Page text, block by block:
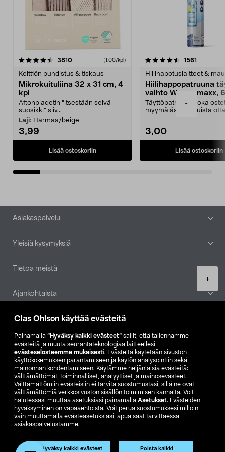
Clas Ohlson käyttää evästeitä
Painamalla ”Hyväksy kaikki evästeet” sallit, että tallennamme
evästeitä ja muuta seurantateknologiaa laitteellesi
evästeselosteemme mukaisesti. Evästeitä käytetään sivuston
käyttökokemuksen parantamiseen ja käytön analysointiin sekä
mainonnan kohdentamiseen. Käytämme neljänlaisia evästeitä:
välttämättömät, toiminnalliset, analyyttiset ja mainosevästeet.
Välttämättömiin evästeisiin ei tarvita suostumustasi, sillä ne ovat
välttämättömiä verkkosivuston sisällön toimimisen kannalta. Voit
halutessasi muuttaa asetuksiasi painamalla Asetukset. Evästeiden
hyväksyminen on vapaaehtoista. Voit perua suostumuksesi milloin
vain muuttamalla evästeasetuksiasi, apua saat tarvittaessa
asiakaspalvelustamme.
Hyväksy kaikki evästeet Poista kaikki
-
+
3810arvostelut (1,00/kpl)
Keittiön puhdistus & tiskaus
Mikrokuituliina 32 x 31 cm, 4
kpl
Aftonbladetin "itsestään selvä
suosikki" siiv...
Laji: Harmaa/beige
3,99
Lisää ostoskoriin
4.5viidestä
1561
Hiilihapotuslaitteet &
Hiilihappopatruuna
vaihto Wassermaxx,
Täyttöpatruuna, joka
myymälästä – muista
3,00
Lisää ostoskoriin
4.5viidestä
Alatunniste
Asiakaspalvelu
Yleisiä kysymyksiä
Tietoa meistä
Ajankohtaista
Muut yrityksemme
Etsi myymälä
SE NO FI
FI SV
Club Clas Ostoehdot Tietosuojaseloste